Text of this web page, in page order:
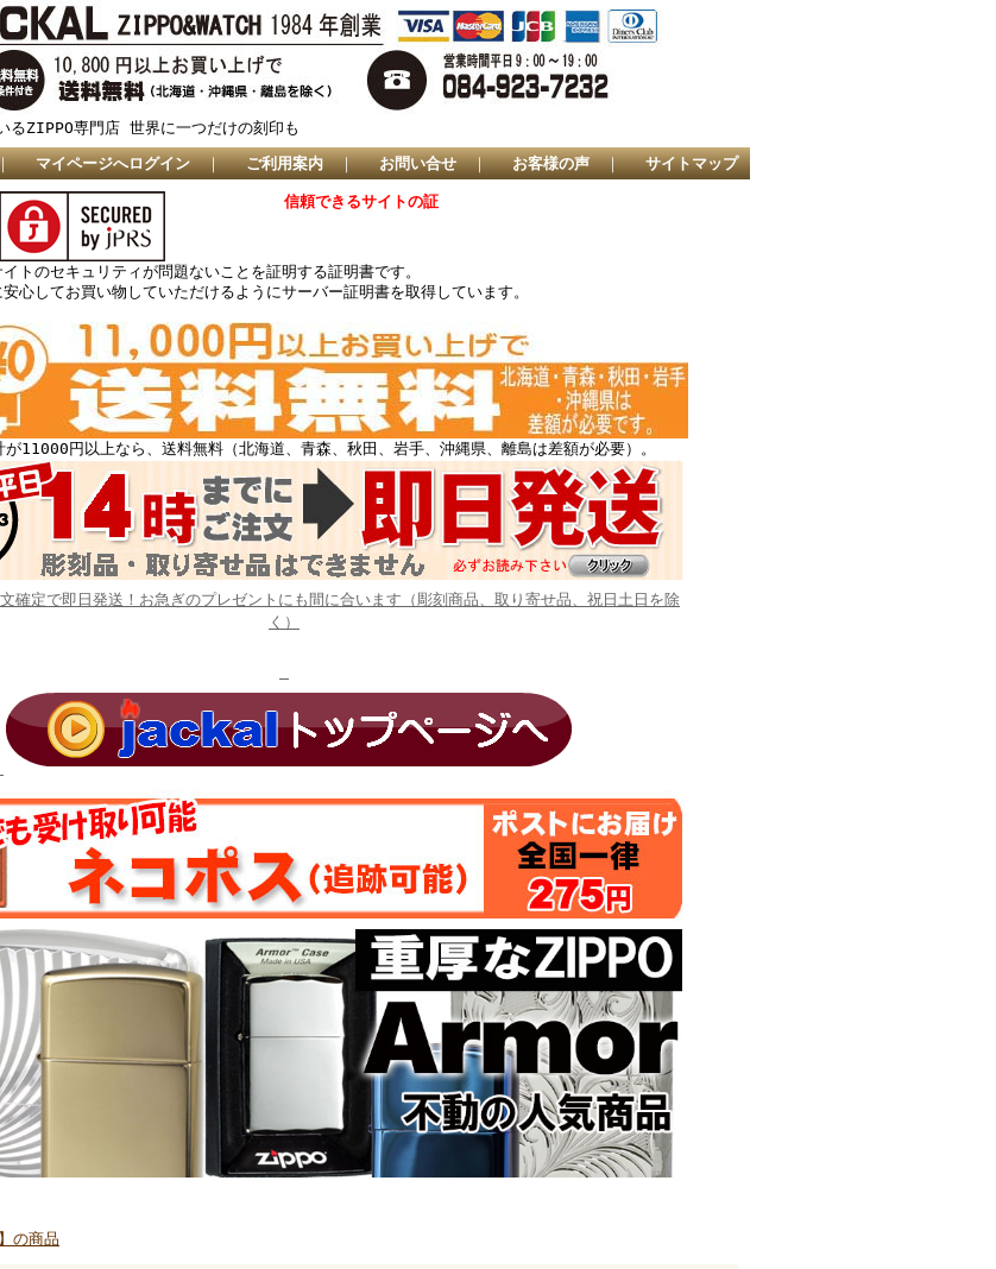
るZIPPO専門店 世界に一つだけの刻印も
マイページへログイン ｜ ご利用案内 ｜ お問い合せ ｜ お客様の声 ｜ サイトマップ
信頼できるサイトの証
トのセキュリティが問題ないことを証明する証明書です。
心してお買い物していただけるようにサーバー証明書を取得しています。
が11000円以上なら、送料無料（北海道、青森、秋田、岩手、沖縄県、離島は差額が必要）。
確定で即日発送！お急ぎのプレゼントにも間に合います（彫刻商品、取り寄せ品、祝日土日を除
く）
の商品